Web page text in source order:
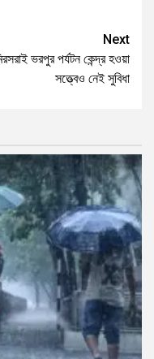
Next
ভরপুর পর্যটন কেন্দ্র হওয়া
সত্ত্বেও নেই সুবিধা